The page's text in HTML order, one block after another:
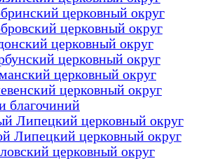
церковный округ
церковный округ
церковный округ
церковный округ
церковный округ
церковный округ
благочиний
Липецкий церковный округ
Липецкий церковный округ
церковный округ